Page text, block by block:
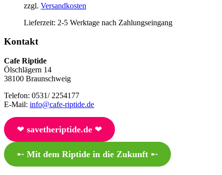
zzgl. Versandkosten
Lieferzeit: 2-5 Werktage nach Zahlungseingang
Kontakt
Cafe Riptide
Ölschlägern 14
38100 Braunschweig
Telefon: 0531/ 2254177
E-Mail: info@cafe-riptide.de
❤︎ savetheriptide.de❤︎
➸ Mit dem Riptide in die Zukunft➸